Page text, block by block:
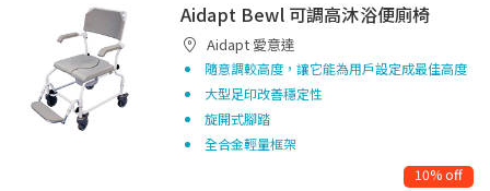
Aidapt Bewl 可調高沐浴便廁椅
Aidapt 愛意達
隨意調較高度，讓它能為用戶設定成最佳高度
大型足印改善穩定性
旋開式腳踏
全合金輕量框架
10% off